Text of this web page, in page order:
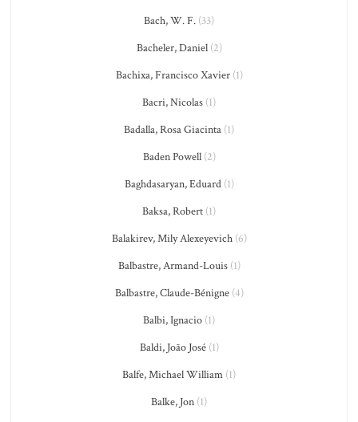
Bach, W. F. (33)
Bacheler, Daniel(2)
Bachixa, Francisco Xavier(1)
Bacri, Nicolas (1)
Badalla, Rosa Giacinta (1)
Baden Powell(2)
Baghdasaryan, Eduard(1)
Baksa, Robert (1)
Balakirev, Mily Alexeyevich(6)
Balbastre, Armand-Louis(1)
Balbastre, Claude-Bénigne(4)
Balbi, Ignacio (1)
Baldi, João José(1)
Balfe, Michael William (1)
Balke, Jon (1)